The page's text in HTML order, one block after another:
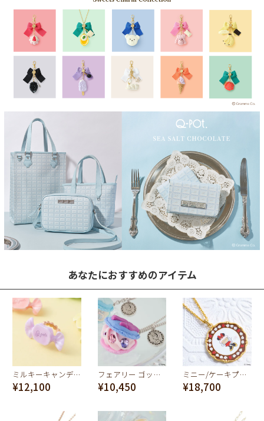
あなたにおすすめのアイテム
ミルキーキャンディー リング(グレープ)
¥12,100
フェアリー ゴッドマザー マカロン ネックレス【ディズニー アクセサリー】
¥10,450
ミニー/ケーキプレート ネックレス【ディズニー アクセサリー】
¥18,700